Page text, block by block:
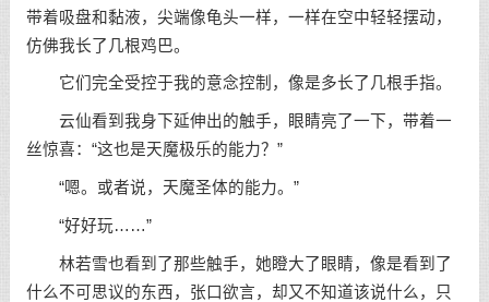
带着吸盘和黏液，尖端像龟头一样，一样在空中轻轻摆动，
仿佛我长了几根鸡巴。
它们完全受控于我的意念控制，像是多长了几根手指。
云仙看到我身下延伸出的触手，眼睛亮了一下，带着一
丝惊喜：“这也是天魔极乐的能力？”
“嗯。或者说，天魔圣体的能力。”
“好好玩……”
林若雪也看到了那些触手，她瞪大了眼睛，像是看到了
什么不可思议的东西，张口欲言，却又不知道该说什么，只